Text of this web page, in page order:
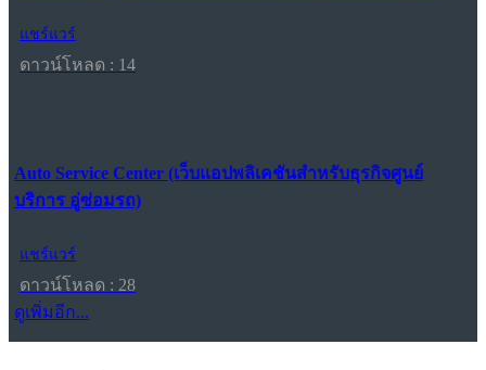
แชร์แวร์
ดาวน์โหลด : 14
Auto Service Center (เว็บแอปพลิเคชันสำหรับธุรกิจศูนย์
บริการ อู่ซ่อมรถ)
แชร์แวร์
ดาวน์โหลด : 28
ดูเพิ่มอีก...